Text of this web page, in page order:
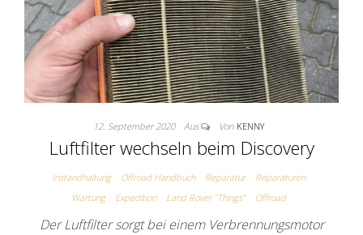
12. September 2020 Aus Von KENNY
Luftfilter wechseln beim Discovery
Instandhaltung Offroad Handbuch Reparatur
Reparaturen
Wartung
Expedition Land Rover "Things" Offroad
Der Luftfilter sorgt bei einem Verbrennungsmotor